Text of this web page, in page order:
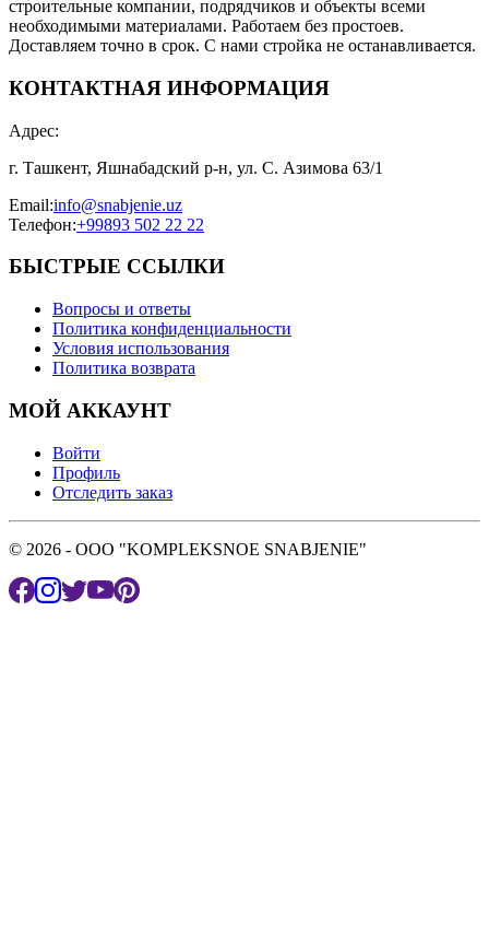
строительные компании, подрядчиков и объекты всеми
необходимыми материалами. Работаем без простоев.
Доставляем точно в срок. С нами стройка не останавливается.
КОНТАКТНАЯ ИНФОРМАЦИЯ
Адрес:
г. Ташкент, Яшнабадский р-н, ул. С. Азимова 63/1
Email:info@snabjenie.uz
Телефон:+99893 502 22 22
БЫСТРЫЕ ССЫЛКИ
Вопросы и ответы
Политика конфиденциальности
Условия использования
Политика возврата
МОЙ АККАУНТ
Войти
Профиль
Отследить заказ
© 2026 - OOO "KOMPLEKSNOE SNABJENIE"